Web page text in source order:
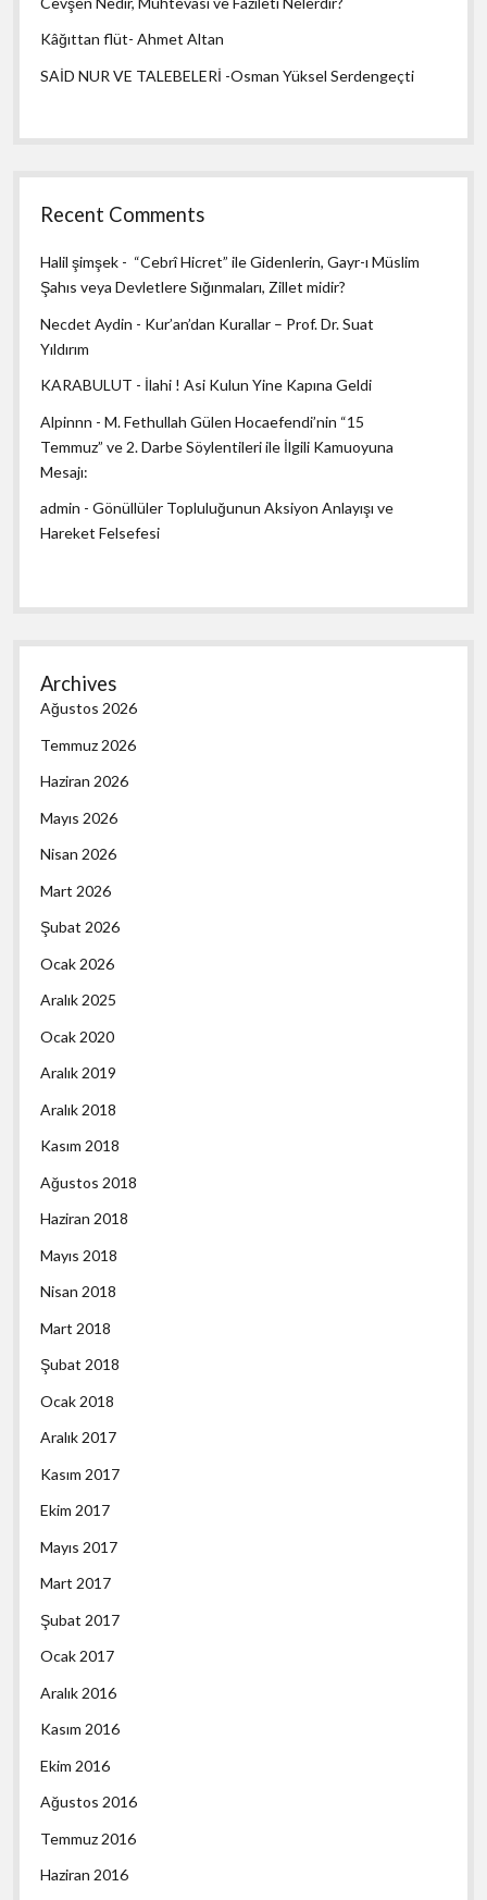
Kâğıttan flüt- Ahmet Altan
SAİD NUR VE TALEBELERİ -Osman Yüksel Serdengeçti
Recent Comments
Halil şimşek - “Cebrî Hicret” ile Gidenlerin, Gayr-ı Müslim
Şahıs veya Devletlere Sığınmaları, Zillet midir?
Necdet Aydin - Kur’an’dan Kurallar – Prof. Dr. Suat
Yıldırım
KARABULUT - İlahi ! Asi Kulun Yine Kapına Geldi
Alpinnn -M. Fethullah Gülen Hocaefendi’nin “15
Temmuz” ve 2. Darbe Söylentileri ile İlgili Kamuoyuna
Mesajı:
admin -Gönüllüler Topluluğunun Aksiyon Anlayışı ve
Hareket Felsefesi
Archives
Ağustos 2026
Temmuz 2026
Haziran 2026
Mayıs 2026
Nisan 2026
Mart 2026
Şubat 2026
Ocak 2026
Aralık 2025
Ocak 2020
Aralık 2019
Aralık 2018
Kasım 2018
Ağustos 2018
Haziran 2018
Mayıs 2018
Nisan 2018
Mart 2018
Şubat 2018
Ocak 2018
Aralık 2017
Kasım 2017
Ekim 2017
Mayıs 2017
Mart 2017
Şubat 2017
Ocak 2017
Aralık 2016
Kasım 2016
Ekim 2016
Ağustos 2016
Temmuz 2016
Haziran 2016